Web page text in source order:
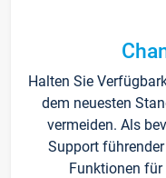
Halten Sie
dem neuesten
vermeiden. Als
Support
Funktionen für